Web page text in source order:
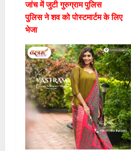
जांच में जुटी गुरुग्राम पुलिस
पुलिस ने शव को पोस्टमार्टम के लिए
भेजा